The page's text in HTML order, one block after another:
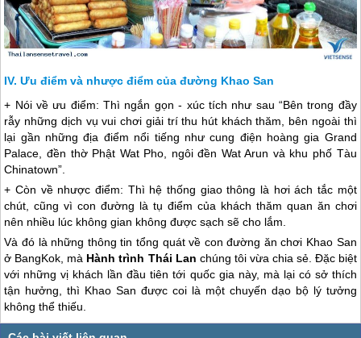
Ưu điểm và nhược điểm của đường Khao San
+ Nói về ưu điểm: Thì ngắn gọn - xúc tích như sau “Bên trong đầy
rẫy những dịch vụ vui chơi giải trí thu hút khách thăm, bên ngoài thì
lại gần những địa điểm nổi tiếng như cung điện hoàng gia Grand
Palace, đền thờ Phật Wat Pho, ngôi đền Wat Arun và khu phố Tàu
Chinatown”.
+ Còn về nhược điểm: Thì hệ thống giao thông là hơi ách tắc một
chút, cũng vì con đường là tụ điểm của khách thăm quan ăn chơi
nên nhiều lúc không gian không được sạch sẽ cho lắm.
Và đó là những thông tin tổng quát về con đường ăn chơi Khao San
ở BangKok, mà Hành trình Thái Lan chúng tôi vừa chia sẻ. Đặc biệt
với những vị khách lần đầu tiên tới quốc gia này, mà lại có sở thích
tận hưởng, thì Khao San được coi là một chuyến dạo bộ lý tưởng
không thể thiếu.